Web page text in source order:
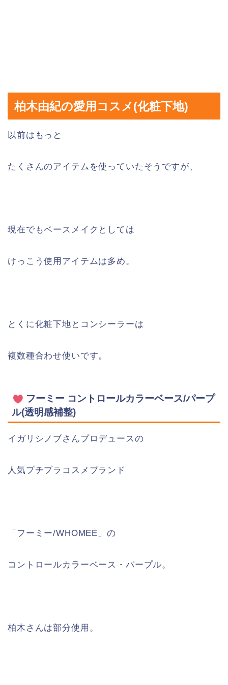
柏木由紀の愛用コスメ(化粧下地)
以前はもっと
たくさんのアイテムを使っていたそうですが、
現在でもベースメイクとしては
けっこう使用アイテムは多め。
とくに化粧下地とコンシーラーは
複数種合わせ使いです。
フーミー コントロールカラーベース/パープ
ル(透明感補整)
イガリシノブさんプロデュースの
人気プチプラコスメブランド
「フーミー/WHOMEE」の
コントロールカラーベース・パープル。
柏木さんは部分使用。